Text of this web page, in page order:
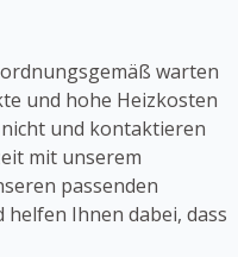
warten
und hohe Heizkosten
und kontaktieren
mit unserem
passenden
Ihnen dabei, dass